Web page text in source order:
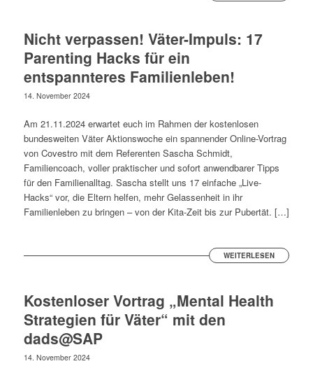
Nicht verpassen! Väter-Impuls: 17
Parenting Hacks für ein
entspannteres Familienleben!
14. November 2024
Am 21.11.2024 erwartet euch im Rahmen der kostenlosen
bundesweiten Väter Aktionswoche ein spannender Online-Vortrag
von Covestro mit dem Referenten Sascha Schmidt,
Familiencoach, voller praktischer und sofort anwendbarer Tipps
für den Familienalltag. Sascha stellt uns 17 einfache „Live-
Hacks“ vor, die Eltern helfen, mehr Gelassenheit in ihr
Familienleben zu bringen – von der Kita-Zeit bis zur Pubertät. […]
WEITERLESEN
Kostenloser Vortrag „Mental Health
Strategien für Väter“ mit den
dads@SAP
14. November 2024